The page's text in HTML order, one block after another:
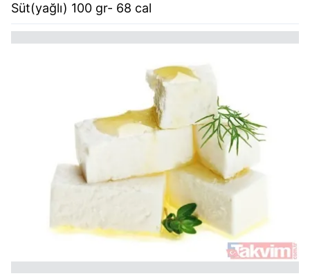
Süt(yağlı) 100 gr- 68 cal